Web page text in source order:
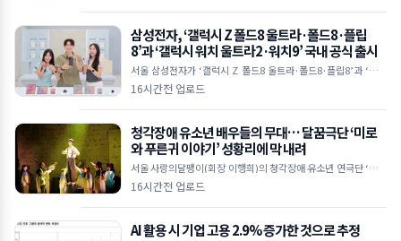
삼성전자, ‘갤럭시 Z 폴드8 울트라·폴드8·플립
8’과 ‘갤럭시 워치 울트라2·워치9’ 국내 공식 출시
서울 삼성전자가 ‘갤럭시 Z 폴드8 울트라·폴드8·플립8’과 ‘갤럭
시 워치 울트라2·워치9’을 7일부터 국내에 출시한다.삼성전자,
16시간전 업로드
청각장애 유소년 배우들의 무대… 달꿈극단 ‘미로
와 푸른귀 이야기’ 성황리에 막 내려
서울 사랑의달팽이(회장 이행희)의 청각장애 유소년 연극단 ‘달꿈
극단’이 창작연극 ‘미로와 푸른귀 이야기’를 성황리에 마쳤다.청
16시간전 업로드
AI 활용 시 기업 고용 2.9% 증가한 것으로 추정